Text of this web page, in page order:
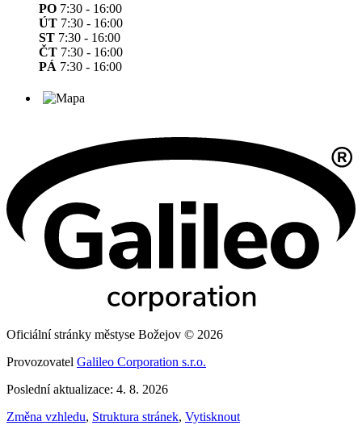
PO 7:30 - 16:00
ÚT 7:30 - 16:00
ST 7:30 - 16:00
ČT 7:30 - 16:00
PÁ 7:30 - 16:00
Oficiální stránky městyse Božejov © 2026
Provozovatel Galileo Corporation s.r.o.
Poslední aktualizace: 4. 8. 2026
Změna vzhledu, Struktura stránek, Vytisknout